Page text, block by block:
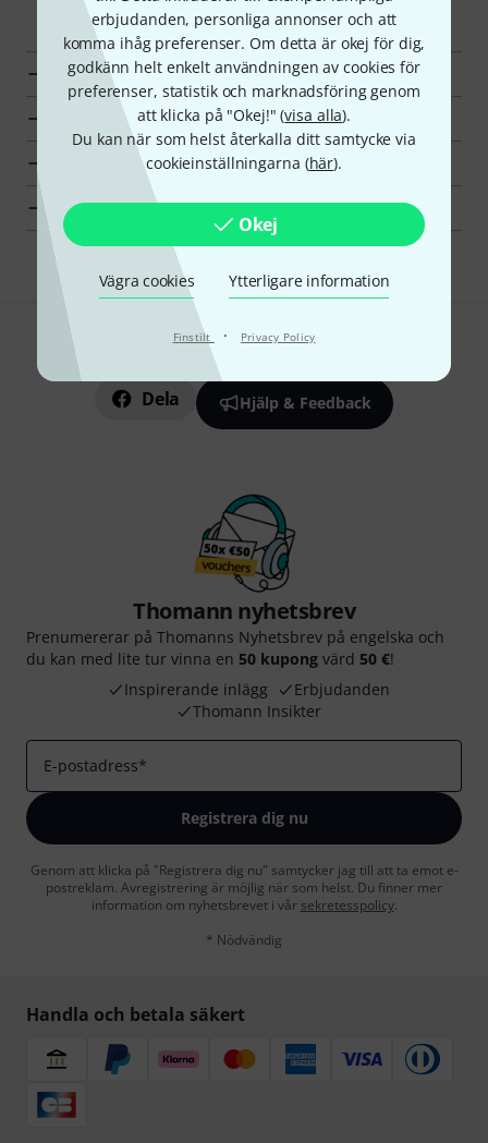
erbjudanden, personliga annonser och att
komma ihåg preferenser. Om detta är okej för dig,
godkänn helt enkelt användningen av cookies för
preferenser, statistik och marknadsföring genom
att klicka på "Okej!" (visa alla).
Du kan när som helst återkalla ditt samtycke via
cookieinställningarna (här).
Okej
Vägra cookies Ytterligare information
Finstilt · Privacy Policy
Upptäck mer
Alla Mikrofoner för toms
Toppsäljare
Fynd
Gillar du vad du ser?
Dela Hjälp & Feedback
Thomann nyhetsbrev
Prenumererar på Thomanns Nyhetsbrev på engelska och
du kan med lite tur vinna en 50 kupong värd 50 €!
Inspirerande inlägg
Erbjudanden
Thomann Insikter
E-postadress*
Registrera dig nu
Genom att klicka på "Registrera dig nu" samtycker jag till att ta emot e-
postreklam. Avregistrering är möjlig när som helst. Du finner mer
information om nyhetsbrevet i vår sekretesspolicy.
* Nödvändig
Handla och betala säkert